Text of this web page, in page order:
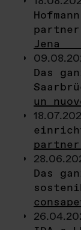
Jena
Das
un
Das